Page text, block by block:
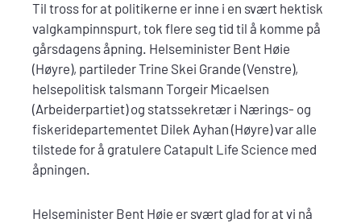
Til tross for at politikerne er inne i en svært hektisk
valgkampinnspurt, tok flere seg tid til å komme på
gårsdagens åpning. Helseminister Bent Høie
(Høyre), partileder Trine Skei Grande (Venstre),
helsepolitisk talsmann Torgeir Micaelsen
(Arbeiderpartiet) og statssekretær i Nærings- og
fiskeridepartementet Dilek Ayhan (Høyre) var alle
tilstede for å gratulere Catapult Life Science med
åpningen.
Helseminister Bent Høie er svært glad for at vi nå